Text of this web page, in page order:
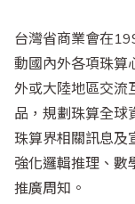
台灣省商業會在
動國內外各項珠算
外或大陸地區交流
品，規劃珠算全球
珠算界相關訊息及
強化邏輯推理、數
推廣周知。